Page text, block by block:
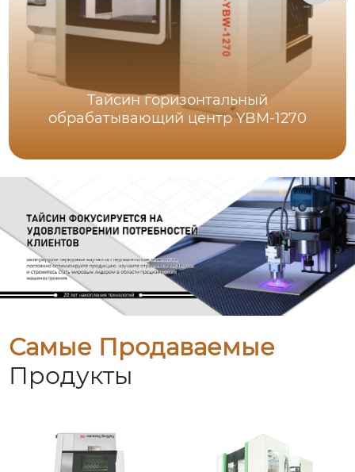
Тайсин горизонтальный
обрабатывающий центр YBM-1270
Самые Продаваемые
Продукты